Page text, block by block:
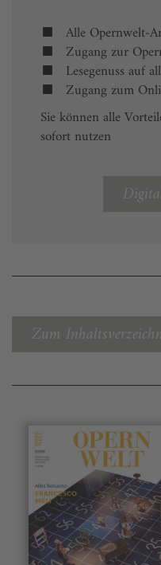
Alle Opernwelt-
Zugang zur
Lesegenuss auf
Zugang zum
Sie können alle
sofort nutzen
Zum